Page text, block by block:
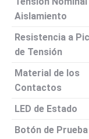
Aislamiento
Resistencia a
de Tensión
Material de los
Contactos
LED de Estado
Botón de Prueba